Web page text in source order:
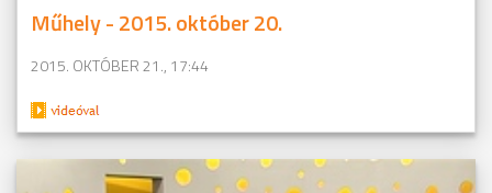
Műhely - 2015. október 20.
2015. OKTÓBER 21., 17:44